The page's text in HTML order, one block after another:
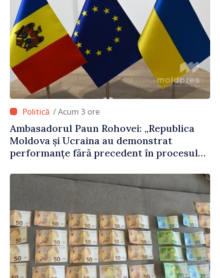
/ Acum 3 ore
Ambasadorul Paun Rohovei: „Republica
Moldova și Ucraina au demonstrat
performanțe fără precedent în procesul